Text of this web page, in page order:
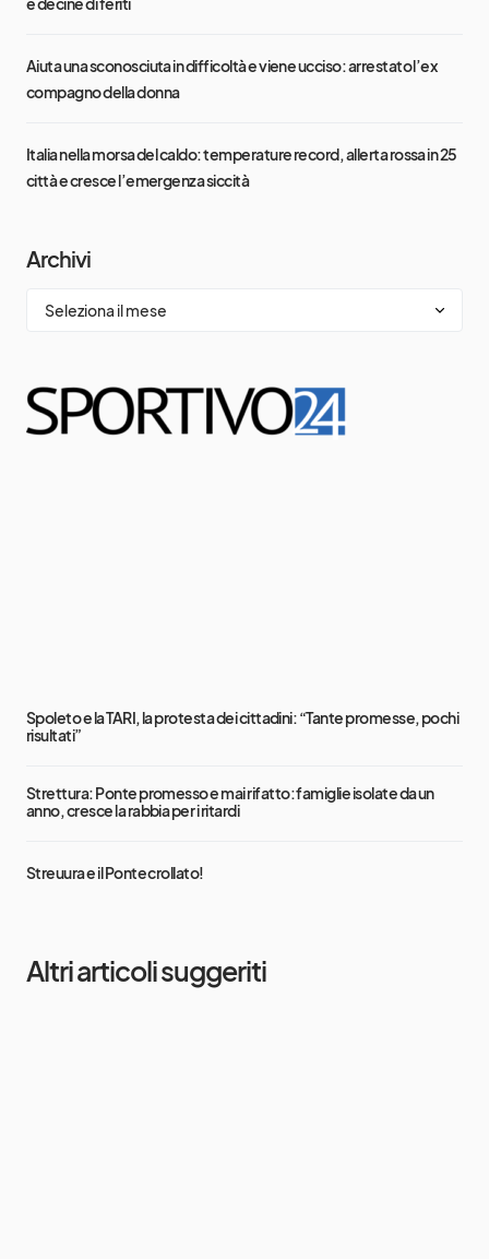
Aiuta una sconosciuta in difficoltà e viene ucciso: arrestato l’ex
compagno della donna
Italia nella morsa del caldo: temperature record, allerta rossa in 25
città e cresce l’emergenza siccità
Archivi
Spoleto e la TARI, la protesta dei cittadini: “Tante promesse, pochi
risultati”
Strettura: Ponte promesso e mai rifatto: famiglie isolate da un
anno, cresce la rabbia per i ritardi
Streuura e il Ponte crollato!
Altri articoli suggeriti